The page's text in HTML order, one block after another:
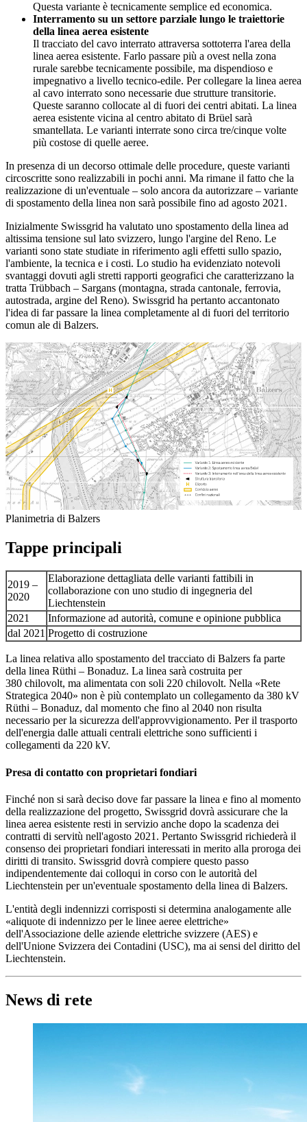
Questa variante è tecnicamente semplice ed economica.
Interramento su un settore parziale lungo le traiettorie
della linea aerea esistente
Il tracciato del cavo interrato attraversa sottoterra l'area della
linea aerea esistente. Farlo passare più a ovest nella zona
rurale sarebbe tecnicamente possibile, ma dispendioso e
impegnativo a livello tecnico-edile. Per collegare la linea aerea
al cavo interrato sono necessarie due strutture transitorie.
Queste saranno collocate al di fuori dei centri abitati. La linea
aerea esistente vicina al centro abitato di Brüel sarà
smantellata. Le varianti interrate sono circa tre/cinque volte
più costose di quelle aeree.
In presenza di un decorso ottimale delle procedure, queste varianti
circoscritte sono realizzabili in pochi anni. Ma rimane il fatto che la
realizzazione di un'eventuale – solo ancora da autorizzare – variante
di spostamento della linea non sarà possibile fino ad agosto 2021.
Inizialmente Swissgrid ha valutato uno spostamento della linea ad
altissima tensione sul lato svizzero, lungo l'argine del Reno. Le
varianti sono state studiate in riferimento agli effetti sullo spazio,
l'ambiente, la tecnica e i costi. Lo studio ha evidenziato notevoli
svantaggi dovuti agli stretti rapporti geografici che caratterizzano la
tratta Trübbach – Sargans (montagna, strada cantonale, ferrovia,
autostrada, argine del Reno). Swissgrid ha pertanto accantonato
l'idea di far passare la linea completamente al di fuori del territorio
comun ale di Balzers.
Planimetria di Balzers
Tappe principali
2019 –
2020
Elaborazione dettagliata delle varianti fattibili in
collaborazione con uno studio di ingegneria del
Liechtenstein
2021
Informazione ad autorità, comune e opinione pubblica
dal 2021 Progetto di costruzione
La linea relativa allo spostamento del tracciato di Balzers fa parte
della linea Rüthi – Bonaduz. La linea sarà costruita per
380 chilovolt, ma alimentata con soli 220 chilovolt. Nella «Rete
Strategica 2040» non è più contemplato un collegamento da 380 kV
Rüthi – Bonaduz, dal momento che fino al 2040 non risulta
necessario per la sicurezza dell'approvvigionamento. Per il trasporto
dell'energia dalle attuali centrali elettriche sono sufficienti i
collegamenti da 220 kV.
Presa di contatto con proprietari fondiari
Finché non si sarà deciso dove far passare la linea e fino al momento
della realizzazione del progetto, Swissgrid dovrà assicurare che la
linea aerea esistente resti in servizio anche dopo la scadenza dei
contratti di servitù nell'agosto 2021. Pertanto Swissgrid richiederà il
consenso dei proprietari fondiari interessati in merito alla proroga dei
diritti di transito. Swissgrid dovrà compiere questo passo
indipendentemente dai colloqui in corso con le autorità del
Liechtenstein per un'eventuale spostamento della linea di Balzers.
L'entità degli indennizzi corrisposti si determina analogamente alle
«aliquote di indennizzo per le linee aeree elettriche»
dell'Associazione delle aziende elettriche svizzere (AES) e
dell'Unione Svizzera dei Contadini (USC), ma ai sensi del diritto del
Liechtenstein.
News di rete